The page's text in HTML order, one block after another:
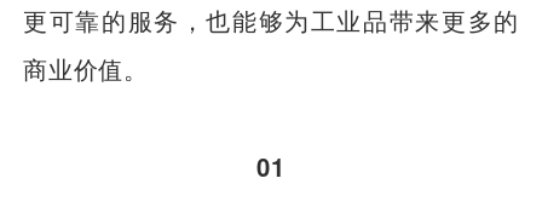
更可靠的服务，也能够为工业品带来更多的
商业价值。
01